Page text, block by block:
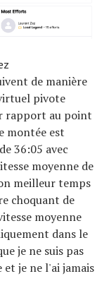
de manière
pivote
rapport au point
montée est
36:05 avec
moyenne de
meilleur temps
choquant de
moyenne
dans le
je ne suis pas
et je ne l'ai jamais